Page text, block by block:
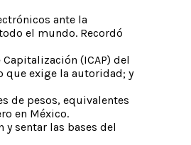
ante la
el mundo. Recordó
(ICAP) del
que exige la autoridad; y
de pesos, equivalentes
en México.
sentar las bases del